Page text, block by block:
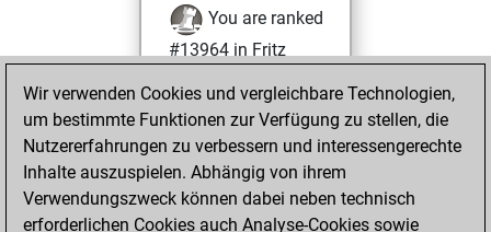
You are ranked
#13964 in Fritz
Mittwoch, Juni 2,
2021
You achieved a
BeautyScore of 11
Wir verwenden Cookies und vergleichbare Technologien,
um bestimmte Funktionen zur Verfügung zu stellen, die
Nutzererfahrungen zu verbessern und interessengerechte
Inhalte auszuspielen. Abhängig von ihrem
Verwendungszweck können dabei neben technisch
erforderlichen Cookies auch Analyse-Cookies sowie